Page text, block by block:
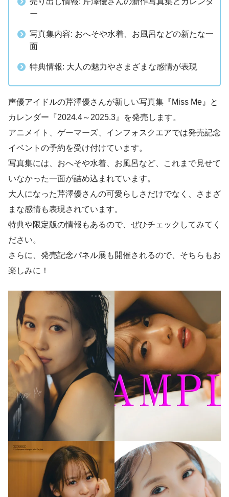
ー
写真集内容: おへそや水着、お風呂などの新たな一
面
特典情報: 大人の魅力やさまざまな感情が表現
声優アイドルの芹澤優さんが新しい写真集『Miss Me』と
カレンダー『2024.4～2025.3』を発売します。
アニメイト、ゲーマーズ、インフォスクエアでは発売記念
イベントの予約を受け付けています。
写真集には、おへそや水着、お風呂など、これまで見せて
いなかった一面が詰め込まれています。
大人になった芹澤優さんの可愛らしさだけでなく、さまざ
まな感情も表現されています。
特典や限定版の情報もあるので、ぜひチェックしてみてく
ださい。
さらに、発売記念パネル展も開催されるので、そちらもお
楽しみに！